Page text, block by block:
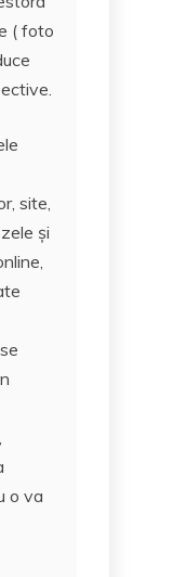
( foto
site,
și
o va